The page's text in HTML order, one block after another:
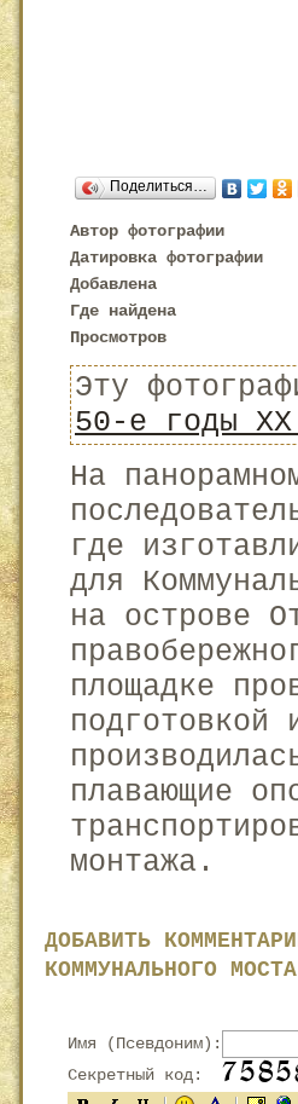
Поделиться…
Автор фотографии
Датировка фотографии
Добавлена
Где найдена
Просмотров
Эту
50-е годы
На
где
для
на острове
площадке
подготовкой
плавающие
монтажа.
ДОБАВИТЬ
КОММУНАЛЬНОГО МОСТА
Имя (Псевдоним):
Секретный код: